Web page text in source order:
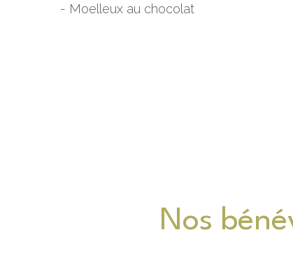
- Moelleux au chocolat
Nos